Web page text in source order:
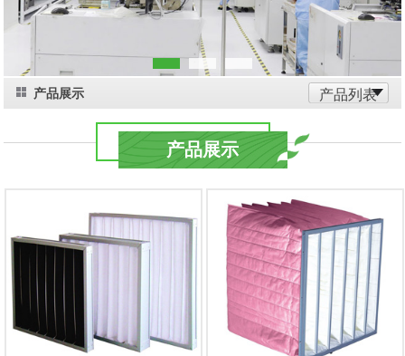
产品展示 产品列表
产品展示